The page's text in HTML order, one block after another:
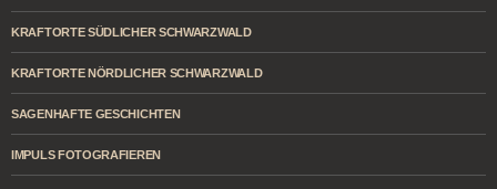
KRAFTORTE SÜDLICHER SCHWARZWALD
KRAFTORTE NÖRDLICHER SCHWARZWALD
SAGENHAFTE GESCHICHTEN
IMPULS FOTOGRAFIEREN